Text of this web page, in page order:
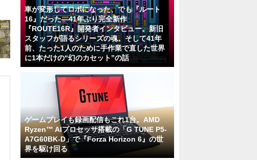
車が変形してロボになった、でも『ルート
16』だった―41年ぶり完全新作
『ROUTE16R』開発者インタビュー。新旧
スタッフが語るシリーズの魂。そして41年
前、たった1人のために手作業で直した世界
に1本だけの“幻のカセット”の話
ゲームプレイも録画配信もこれ1台。AMD
Ryzen™ AIプロセッサ搭載の「G TUNE P5-
A7G60BK-D」で『Forza Horizon 6』の世
界を駆け回る